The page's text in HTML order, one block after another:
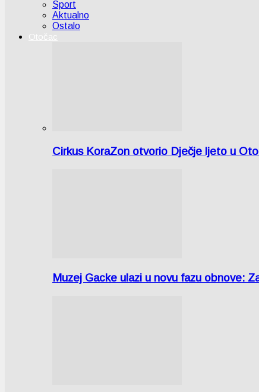
Sport
Aktualno
Ostalo
Otočac
Cirkus KoraZon otvorio Dječje ljeto u
Muzej Gacke ulazi u novu fazu obnove: